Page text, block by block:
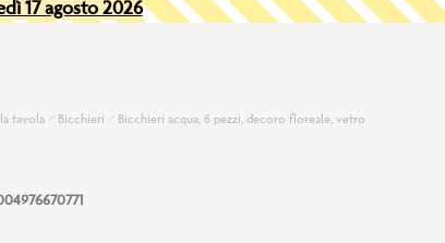
17 agosto 2026
tavola Bicchieri Bicchieri acqua, 6 pezzi, decoro floreale, vetro